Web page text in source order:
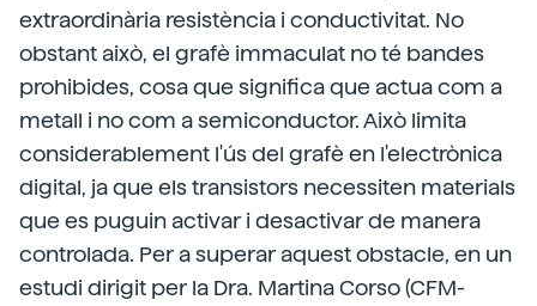
extraordinària resistència i conductivitat. No
obstant això, el grafè immaculat no té bandes
prohibides, cosa que significa que actua com a
metall i no com a semiconductor. Això limita
considerablement l'ús del grafè en l'electrònica
digital, ja que els transistors necessiten materials
que es puguin activar i desactivar de manera
controlada. Per a superar aquest obstacle, en un
estudi dirigit per la Dra. Martina Corso (CFM-